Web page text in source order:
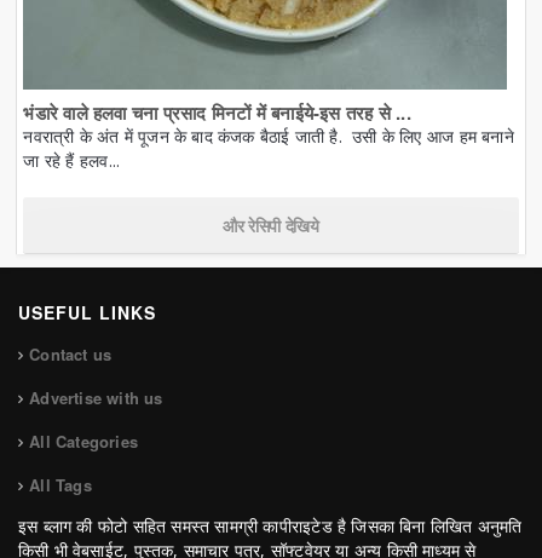
भंडारे वाले हलवा चना प्रसाद मिनटों में बनाईये-इस तरह से ...
नवरात्री के अंत में पूजन के बाद कंजक बैठाई जाती है. उसी के लिए आज हम बनाने
जा रहे हैं हलव...
और रेसिपी देखिये
USEFUL LINKS
Contact us
Advertise with us
All Categories
All Tags
इस ब्लाग की फोटो सहित समस्त सामग्री कापीराइटेड है जिसका बिना लिखित अनुमति
किसी भी वेबसाईट, पुस्तक, समाचार पत्र, सॉफ्टवेयर या अन्य किसी माध्यम से